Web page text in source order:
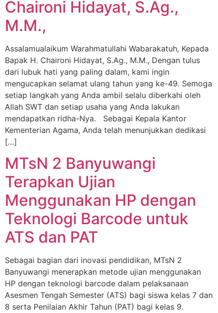
Chaironi Hidayat, S.Ag.,
M.M.,
Assalamualaikum Warahmatullahi Wabarakatuh, Kepada
Bapak H. Chaironi Hidayat, S.Ag., M.M., Dengan tulus
dari lubuk hati yang paling dalam, kami ingin
mengucapkan selamat ulang tahun yang ke-49. Semoga
setiap langkah yang Anda ambil selalu diberkahi oleh
Allah SWT dan setiap usaha yang Anda lakukan
mendapatkan ridha-Nya. Sebagai Kepala Kantor
Kementerian Agama, Anda telah menunjukkan dedikasi
[…]
MTsN 2 Banyuwangi
Terapkan Ujian
Menggunakan HP dengan
Teknologi Barcode untuk
ATS dan PAT
Sebagai bagian dari inovasi pendidikan, MTsN 2
Banyuwangi menerapkan metode ujian menggunakan
HP dengan teknologi barcode dalam pelaksanaan
Asesmen Tengah Semester (ATS) bagi siswa kelas 7 dan
8 serta Penilaian Akhir Tahun (PAT) bagi kelas 9.